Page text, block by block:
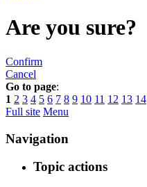
Are you sure?
Confirm
Cancel
Go to page:
1 2 3 4 5 6 7 8 9 10 11 12 13 14
Full site Menu
Navigation
Topic actions